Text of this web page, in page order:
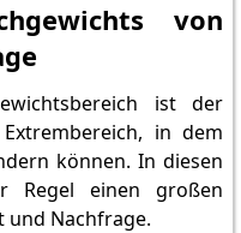
von
ist der
in dem
können. In diesen
Regel einen großen
und Nachfrage.